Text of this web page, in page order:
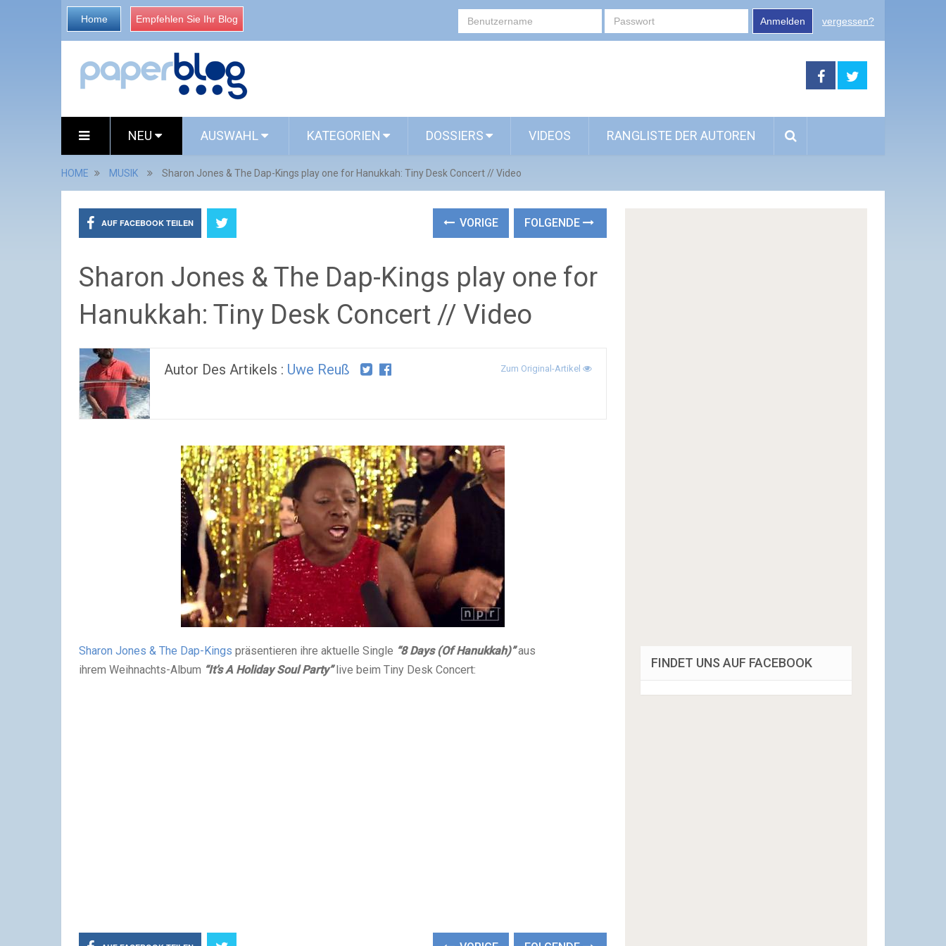
Home Empfehlen Sie Ihr Blog Anmelden vergessen?
NEU AUSWAHL KATEGORIEN DOSSIERS VIDEOS RANGLISTE DER AUTOREN
HOME MUSIK Sharon Jones & The Dap-Kings play one for Hanukkah: Tiny Desk Concert // Video
AUF FACEBOOK TEILEN VORIGE FOLGENDE
Sharon Jones & The Dap-Kings play one for
Hanukkah: Tiny Desk Concert // Video
Autor Des Artikels : Uwe Reuß Zum Original-Artikel
Sharon Jones & The Dap-Kings präsentieren ihre aktuelle Single “8 Days (Of Hanukkah)” aus
ihrem Weihnachts-Album “It’s A Holiday Soul Party”live beim Tiny Desk Concert: FINDET UNS AUF FACEBOOK